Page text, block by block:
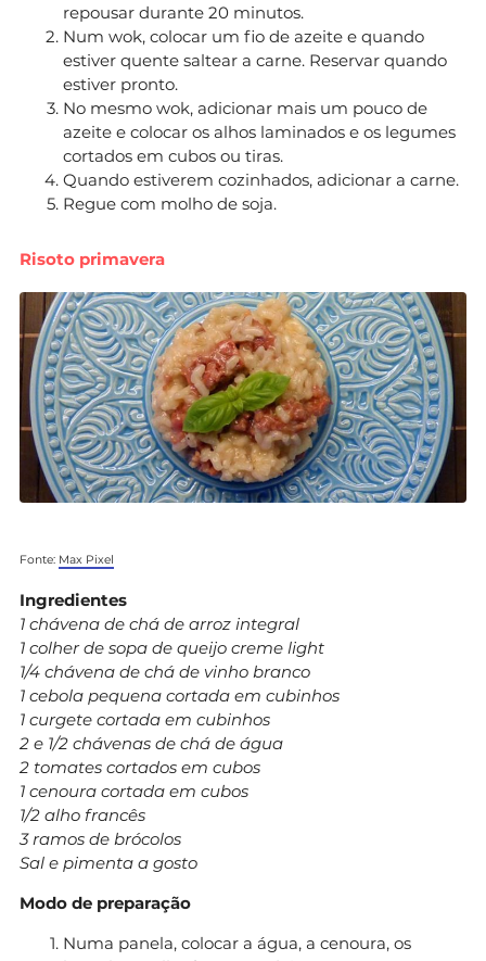
repousar durante 20 minutos.
Num wok, colocar um fio de azeite e quando
estiver quente saltear a carne. Reservar quando
estiver pronto.
No mesmo wok, adicionar mais um pouco de
azeite e colocar os alhos laminados e os legumes
cortados em cubos ou tiras.
Quando estiverem cozinhados, adicionar a carne.
Regue com molho de soja.
Risoto primavera
Fonte: Max Pixel
Ingredientes
1 chávena de chá de arroz integral
1 colher de sopa de queijo creme light
1/4 chávena de chá de vinho branco
1 cebola pequena cortada em cubinhos
1 curgete cortada em cubinhos
2 e 1/2 chávenas de chá de água
2 tomates cortados em cubos
1 cenoura cortada em cubos
1/2 alho francês
3 ramos de brócolos
Sal e pimenta a gosto
Modo de preparação
Numa panela, colocar a água, a cenoura, os